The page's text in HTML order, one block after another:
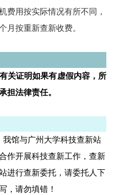
费用按实际情况有所不同，
月按重新查新收费。
关证明如果有虚假内容，所
担法律责任。
我馆与广州大学科技查新站
作开展科技查新工作，查新
进行查新委托，请委托人下
，请勿填错！